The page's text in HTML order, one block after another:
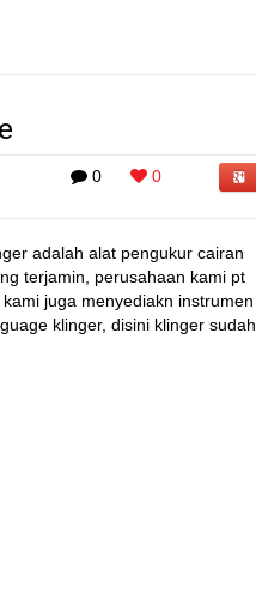
0 0
adalah alat pengukur cairan
terjamin, perusahaan kami pt
juga menyediakn instrumen
klinger, disini klinger sudah